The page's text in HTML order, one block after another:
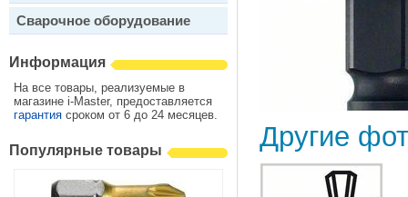
Сварочное оборудование
Информация
На все товары, реализуемые в
магазине i-Master, предоставляется
гарантия сроком от 6 до 24 месяцев.
Популярные товары Другие